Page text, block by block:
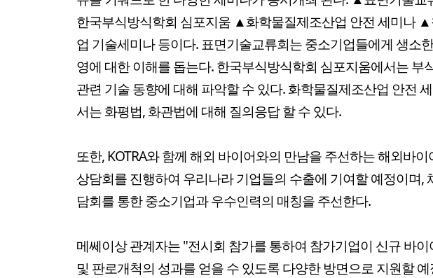
한국부식방식학회 심포지움 ▲화학물질제조산업 안전 세미나 ▲
업 기술세미나 등이다. 표면기술교류회는 중소기업들에게 생소
영에 대한 이해를 돕는다. 한국부식방식학회 심포지움에서는 부
관련 기술 동향에 대해 파악할 수 있다. 화학물질제조산업 안전
서는 화평법, 화관법에 대해 질의응답 할 수 있다.
또한, KOTRA와 함께 해외 바이어와의 만남을 주선하는 해외바이
상담회를 진행하여 우리나라 기업들의 수출에 기여할 예정이며,
담회를 통한 중소기업과 우수인력의 매칭을 주선한다.
메쎄이상 관계자는 "전시회 참가를 통하여 참가기업이 신규 바이
및 판로개척의 성과를 얻을 수 있도록 다양한 방면으로 지원할